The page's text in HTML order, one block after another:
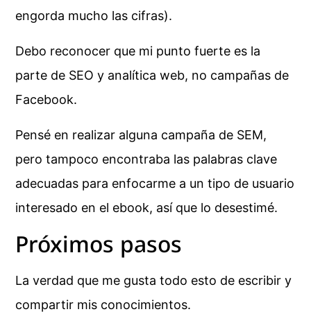
engorda mucho las cifras).
Debo reconocer que mi punto fuerte es la
parte de SEO y analítica web, no campañas de
Facebook.
Pensé en realizar alguna campaña de SEM,
pero tampoco encontraba las palabras clave
adecuadas para enfocarme a un tipo de usuario
interesado en el ebook, así que lo desestimé.
Próximos pasos
La verdad que me gusta todo esto de escribir y
compartir mis conocimientos.